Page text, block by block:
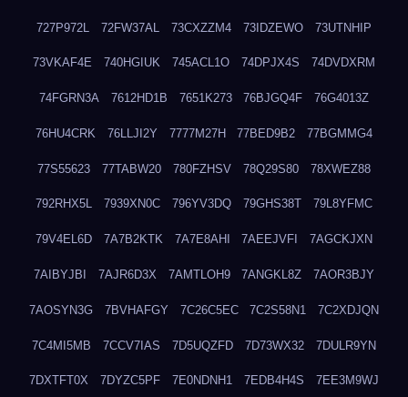
727P972L 72FW37AL 73CXZZM4 73IDZEWO 73UTNHIP
73VKAF4E 740HGIUK 745ACL1O 74DPJX4S 74DVDXRM
74FGRN3A 7612HD1B 7651K273 76BJGQ4F 76G4013Z
76HU4CRK 76LLJI2Y 7777M27H 77BED9B2 77BGMMG4
77S55623 77TABW20 780FZHSV 78Q29S80 78XWEZ88
792RHX5L 7939XN0C 796YV3DQ 79GHS38T 79L8YFMC
79V4EL6D 7A7B2KTK 7A7E8AHI 7AEEJVFI 7AGCKJXN
7AIBYJBI 7AJR6D3X 7AMTLOH9 7ANGKL8Z 7AOR3BJY
7AOSYN3G 7BVHAFGY 7C26C5EC 7C2S58N1 7C2XDJQN
7C4MI5MB 7CCV7IAS 7D5UQZFD 7D73WX32 7DULR9YN
7DXTFT0X 7DYZC5PF 7E0NDNH1 7EDB4H4S 7EE3M9WJ